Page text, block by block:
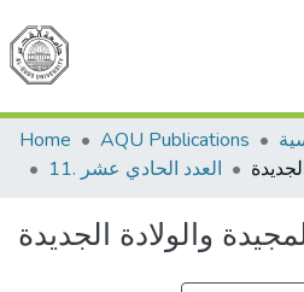
Communities &
All of
Home
AQU Publications
11. العدد الحادي عشر
والولادة الجديدة